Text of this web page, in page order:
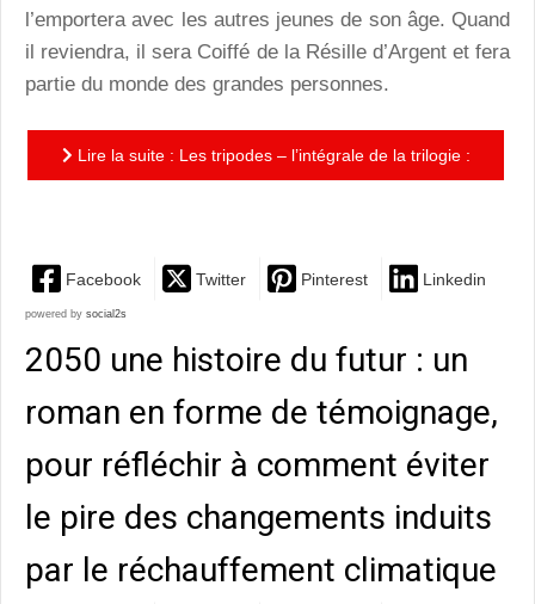
l’emportera avec les autres jeunes de son âge. Quand
il reviendra, il sera Coiffé de la Résille d’Argent et fera
partie du monde des grandes personnes.
Lire la suite : Les tripodes – l’intégrale de la trilogie :
Facebook Twitter Pinterest Linkedin
powered by social2s
2050 une histoire du futur : un
roman en forme de témoignage,
pour réfléchir à comment éviter
le pire des changements induits
par le réchauffement climatique